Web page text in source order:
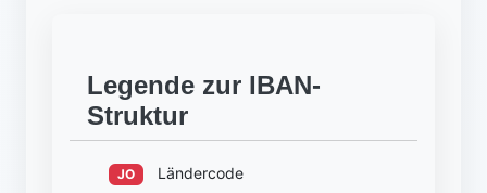
Legende zur IBAN-
Struktur
JO Ländercode